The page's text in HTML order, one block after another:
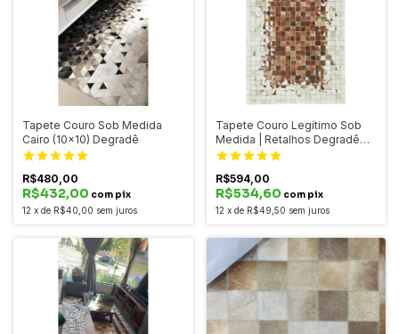
Tapete Couro Sob Medida
Cairo (10x10) Degradê
R$480,00
R$432,00 com pix
12 x de R$40,00 sem juros
Tapete Couro Legítimo Sob
Medida | Retalhos Degradê
Marrom e Marfim
R$594,00
R$534,60 com pix
12 x de R$49,50 sem juros